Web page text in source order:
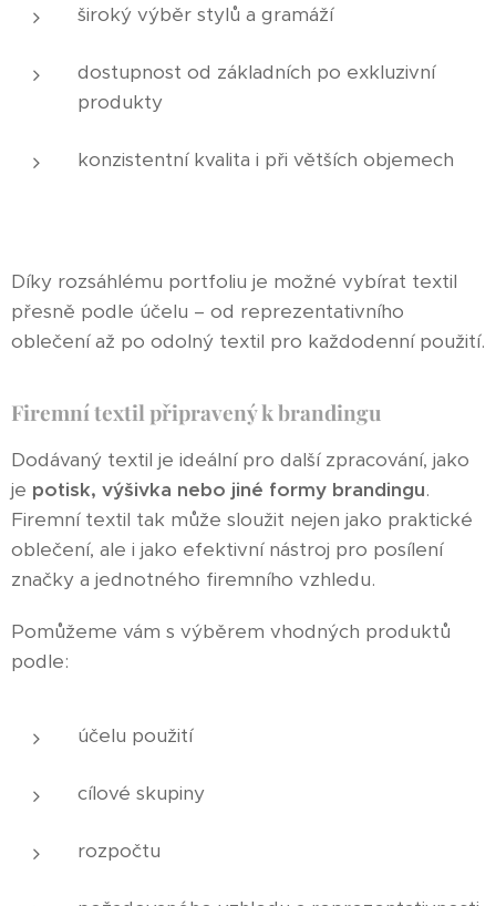
široký výběr stylů a gramáží
dostupnost od základních po exkluzivní
produkty
konzistentní kvalita i při větších objemech
Díky rozsáhlému portfoliu je možné vybírat textil
přesně podle účelu – od reprezentativního
oblečení až po odolný textil pro každodenní použití.
Firemní textil připravený k brandingu
Dodávaný textil je ideální pro další zpracování, jako
je potisk, výšivka nebo jiné formy brandingu.
Firemní textil tak může sloužit nejen jako praktické
oblečení, ale i jako efektivní nástroj pro posílení
značky a jednotného firemního vzhledu.
Pomůžeme vám s výběrem vhodných produktů
podle:
účelu použití
cílové skupiny
rozpočtu